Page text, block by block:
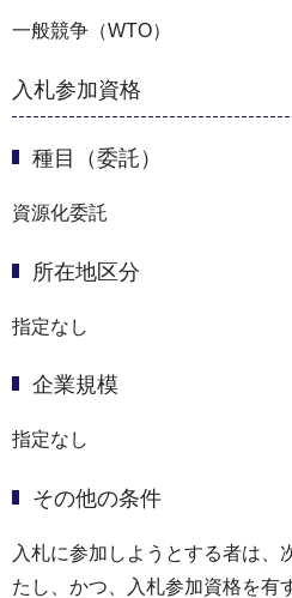
一般競争（WTO）
入札参加資格
種目（委託）
資源化委託
所在地区分
指定なし
企業規模
指定なし
その他の条件
入札に参加しようとする者は、
たし、かつ、入札参加資格を有